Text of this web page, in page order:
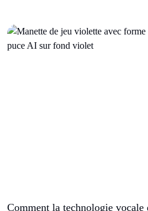
Comment la technologie vocale